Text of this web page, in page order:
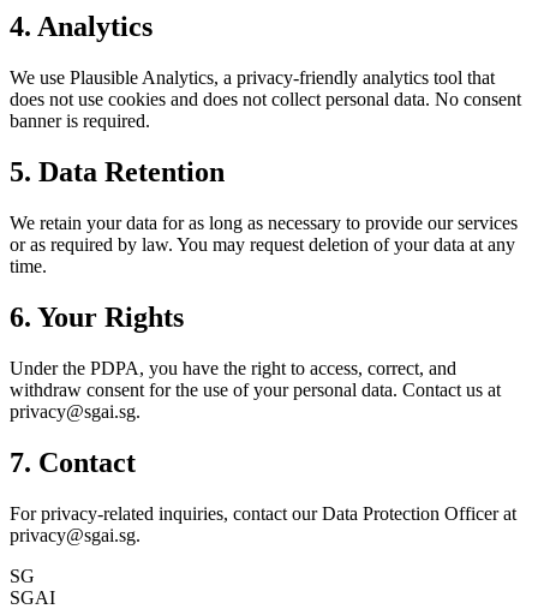
4. Analytics
We use Plausible Analytics, a privacy-friendly analytics tool that
does not use cookies and does not collect personal data. No consent
banner is required.
5. Data Retention
We retain your data for as long as necessary to provide our services
or as required by law. You may request deletion of your data at any
time.
6. Your Rights
Under the PDPA, you have the right to access, correct, and
withdraw consent for the use of your personal data. Contact us at
privacy@sgai.sg.
7. Contact
For privacy-related inquiries, contact our Data Protection Officer at
privacy@sgai.sg.
SG
SGAI